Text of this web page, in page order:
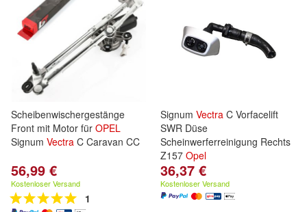
Scheibenwischergestänge
Front mit Motor für OPEL
Signum Vectra C Caravan CC
56,99 €
Kostenloser Versand
1
Signum Vectra C Vorfacelift
SWR Düse
Scheinwerferreinigung Rechts
Z157 Opel
36,37 €
Kostenloser Versand